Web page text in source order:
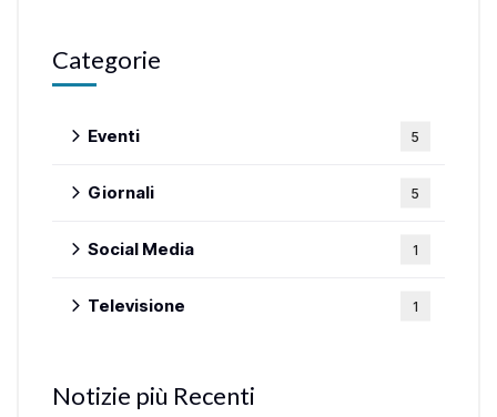
Categorie
Eventi 5
Giornali 5
Social Media 1
Televisione 1
Notizie più Recenti